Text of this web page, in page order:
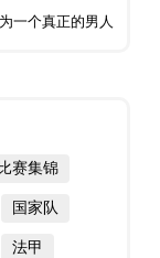
一个真正的男人
比赛集锦
国家队
法甲